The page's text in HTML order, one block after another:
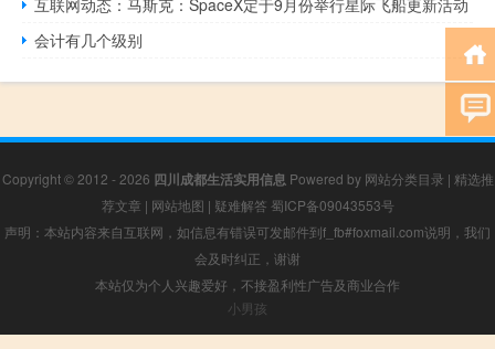
会计有几个级别
Copyright © 2012 - 2026 四川成都生活实用信息 Powered by 网站分类目录 | 精选推
荐文章 | 网站地图 | 疑难解答 蜀ICP备09043553号
声明：本站内容来自互联网，如信息有错误可发邮件到f_fb#foxmail.com说明，我们
会及时纠正，谢谢
本站仅为个人兴趣爱好，不接盈利性广告及商业合作
小男孩